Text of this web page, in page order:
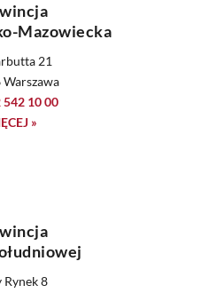
Mazowiecka
21
542 10 00
»
Rynek 8